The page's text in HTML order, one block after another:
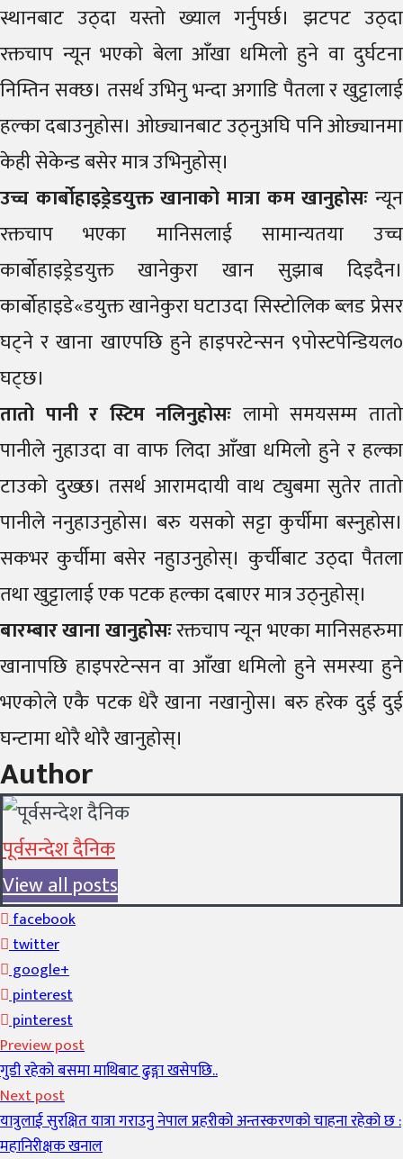
स्थानबाट उठ्दा यस्तो ख्याल गर्नुपर्छ। झटपट उठ्दा
रक्तचाप न्यून भएको बेला आँखा धमिलो हुने वा दुर्घटना
निम्तिन सक्छ। तसर्थ उभिनु भन्दा अगाडि पैतला र खुट्टालाई
हल्का दबाउनुहोस। ओछ्यानबाट उठ्नुअघि पनि ओछ्यानमा
केही सेकेन्ड बसेर मात्र उभिनुहोस्।
उच्च कार्बोहाइड्रेडयुक्त खानाको मात्रा कम खानुहोसः न्यून
रक्तचाप भएका मानिसलाई सामान्यतया उच्च
कार्बोहाइड्रेडयुक्त खानेकुरा खान सुझाब दिइदैन।
कार्बोहाइडे«डयुक्त खानेकुरा घटाउदा सिस्टोलिक ब्लड प्रेसर
घट्ने र खाना खाएपछि हुने हाइपरटेन्सन ९पोस्टपेन्डियल०
घट्छ।
तातो पानी र स्टिम नलिनुहोसः लामो समयसम्म तातो
पानीले नुहाउदा वा वाफ लिदा आँखा धमिलो हुने र हल्का
टाउको दुख्छ। तसर्थ आरामदायी वाथ ट्युबमा सुतेर तातो
पानीले ननुहाउनुहोस। बरु यसको सट्टा कुर्चीमा बस्नुहोस।
सकभर कुर्चीमा बसेर नहुाउनुहोस्। कुर्चीबाट उठ्दा पैतला
तथा खुट्टालाई एक पटक हल्का दबाएर मात्र उठ्नुहोस्।
बारम्बार खाना खानुहोसःरक्तचाप न्यून भएका मानिसहरुमा
खानापछि हाइपरटेन्सन वा आँखा धमिलो हुने समस्या हुने
भएकोले एकै पटक धेरै खाना नखानुोस। बरु हरेक दुई दुई
घन्टामा थोरै थोरै खानुहोस्।
Author
पूर्वसन्देश दैनिक
View all posts
facebook
twitter
google+
pinterest
pinterest
Preview post
गुडी रहेको बसमा माथिबाट ढुङ्गा खसेपछि..
Next post
यात्रुलाई सुरक्षित यात्रा गराउनु नेपाल प्रहरीको अन्तस्करणको चाहना रहेको छ :
महानिरीक्षक खनाल